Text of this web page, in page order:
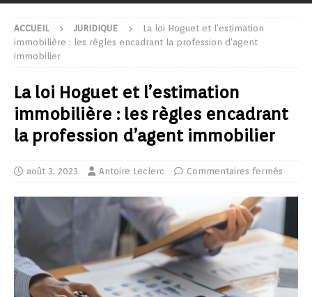
ACCUEIL JURIDIQUE
La loi Hoguet et l’estimation
immobilière : les règles encadrant la profession d’agent
immobilier
La loi Hoguet et l’estimation
immobilière : les règles encadrant
la profession d’agent immobilier
août 3, 2023 Antoire Leclerc Commentaires fermés